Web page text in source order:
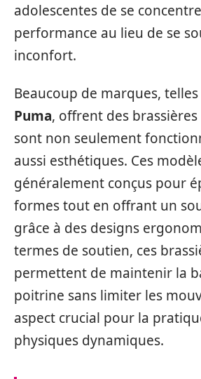
adolescentes de se
performance au lieu de se
inconfort.
Beaucoup de marques,
Puma, offrent des
sont non seulement
aussi esthétiques. Ces
généralement conçus pour
formes tout en offrant un
grâce à des designs
termes de soutien, ces
permettent de maintenir la
poitrine sans limiter les
aspect crucial pour la
physiques dynamiques.